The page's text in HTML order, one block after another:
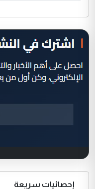
إحصائيات سريعة